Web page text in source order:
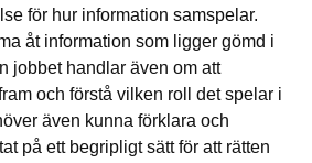
för hur information samspelar.
åt information som ligger gömd i
jobbet handlar även om att
och förstå vilken roll det spelar i
även kunna förklara och
på ett begripligt sätt för att rätten